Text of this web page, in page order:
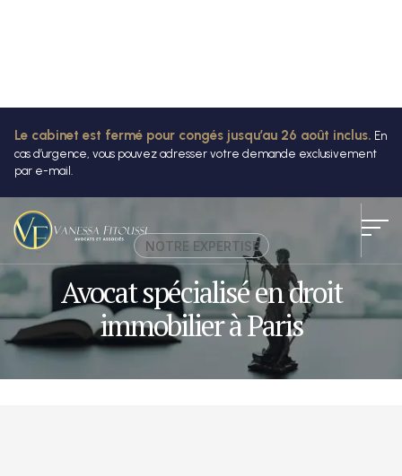
Le cabinet est fermé pour congés jusqu’au 26 août inclus. En
cas d’urgence, vous pouvez adresser votre demande exclusivement
par e-mail.
NOTRE EXPERTISE
Avocat spécialisé en droit
immobilier à Paris